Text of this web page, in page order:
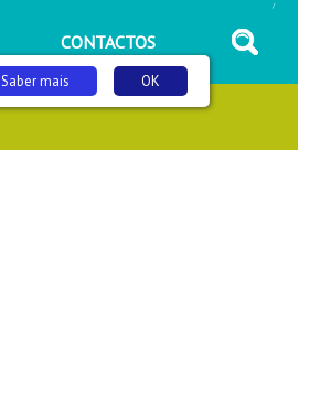
CONTACTOS
/
OK
Saber mais